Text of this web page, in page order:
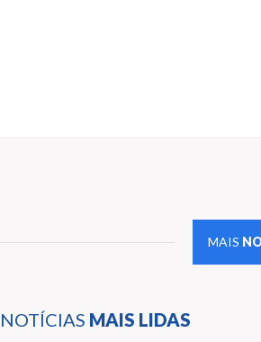
MAIS
NOTÍCIAS MAIS LIDAS